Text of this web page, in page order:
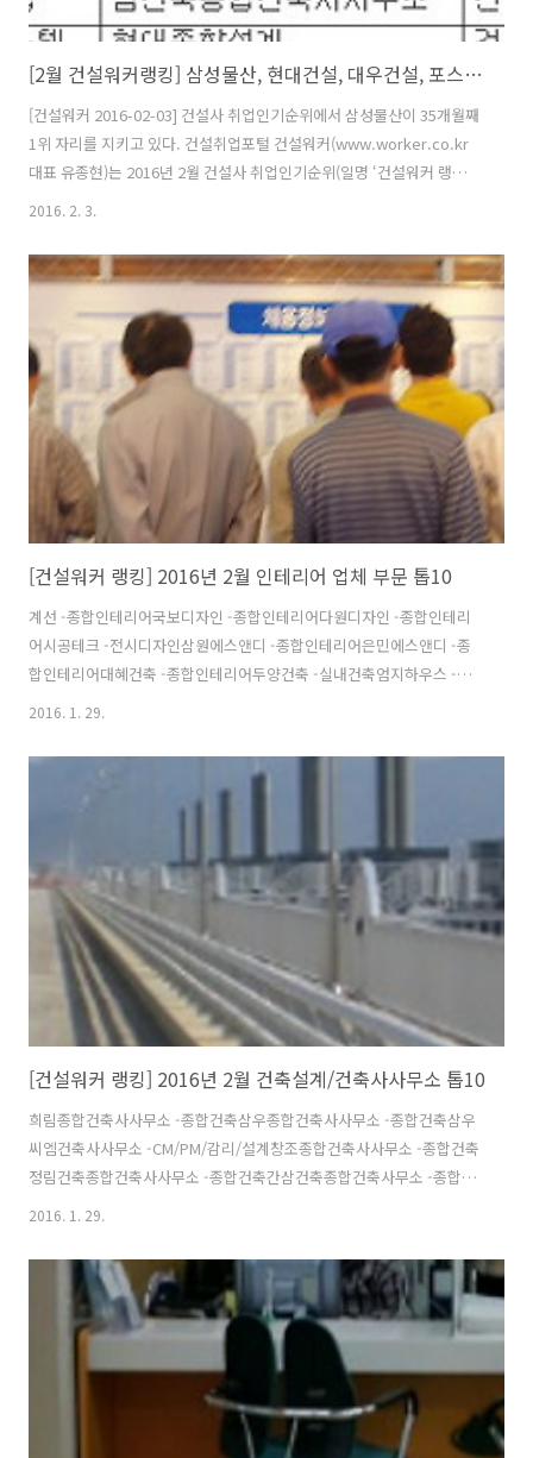
[2월 건설워커랭킹] 삼성물산, 현대건설, 대우건설, 포스코건설 빅4
[건설워커 2016-02-03] 건설사 취업인기순위에서 삼성물산이 35개월째
1위 자리를 지키고 있다. 건설취업포털 건설워커(www.worker.co.kr
대표 유종현)는 2016년 2월 건설사 취업인기순위(일명 ‘건설워커 랭킹’)
에서 삼성물산이 35개월째 종합건설 부문 정상자리를 지켰다고 밝혔다.
소(건축설계), 계선(인테리어)이 각 부문별 1위로 선정됐다. 종합건설 부
문에서는 삼성물산에 이어 현대건설, 대우건설, 포스코건설, GS건설, 대
림산업, 롯데건설, SK건설, 현대산업개발, 부영이 톱10에 이름을 올렸
다. 또 호반건설, 두산건설, 한화건설, 금호건설, 계룡건설산업, 두산중
공업, 쌍용건설, 코오롱글로벌, 한양, 케이씨씨건설이 20..
2016. 2. 3.
[건설워커 랭킹] 2016년 2월 인테리어 업체 부문 톱10
계선 -종합인테리어국보디자인 -종합인테리어다원디자인 -종합인테리
어시공테크 -전시디자인삼원에스앤디 -종합인테리어은민에스앤디 -종
합인테리어대혜건축 -종합인테리어두양건축 -실내건축엄지하우스 -종
합인테리어킹스맨 -종합인테리어 출처 : 건설워커
취업 #인기순위 #건설워커랭킹
2016. 1. 29.
[건설워커 랭킹] 2016년 2월 건축설계/건축사사무소 톱10
희림종합건축사사무소 -종합건축삼우종합건축사사무소 -종합건축삼우
씨엠건축사사무소 -CM/PM/감리/설계창조종합건축사사무소 -종합건축
정림건축종합건축사사무소 -종합건축간삼건축종합건축사무소 -종합건
축범건축종합건축사사무소 -종합건축현대종합설계 -종합건축해안종합
설워커 http://www.worker.co.kr/corprank/ #건설취업 #건설워커 #
건설사취업 #인기순위 #건설워커랭킹
2016. 1. 29.